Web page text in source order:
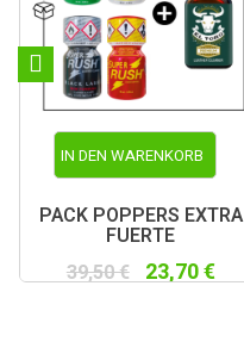
IN DEN WARENKORB
PACK POPPERS EXTRA
FUERTE
39,50 € 23,70 €